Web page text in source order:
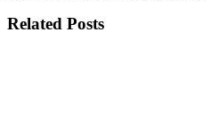
Related Posts